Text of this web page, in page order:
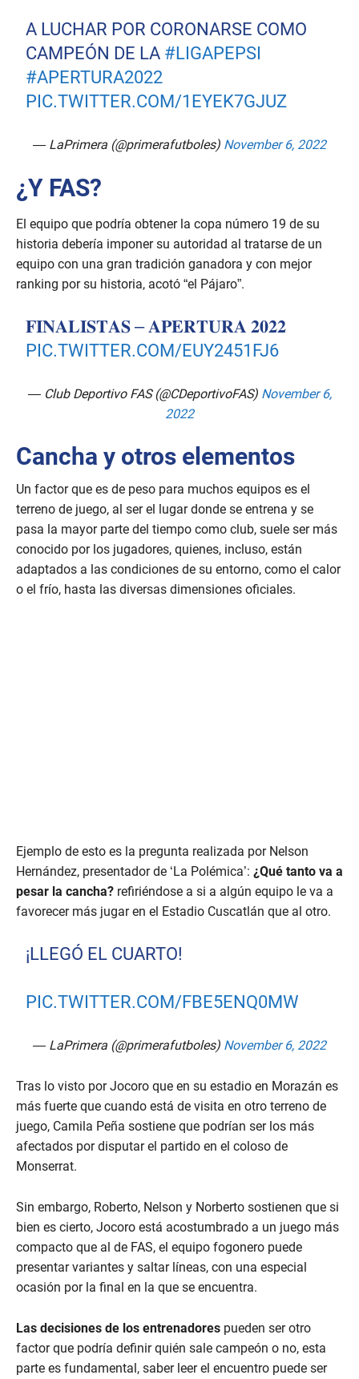
A LUCHAR POR CORONARSE COMO
CAMPEÓN DE LA #LIGAPEPSI
#APERTURA2022
PIC.TWITTER.COM/1EYEK7GJUZ
— LaPrimera (@primerafutboles) November 6, 2022
¿Y FAS?
El equipo que podría obtener la copa número 19 de su
historia debería imponer su autoridad al tratarse de un
equipo con una gran tradición ganadora y con mejor
ranking por su historia, acotó “el Pájaro”.
𝐅𝐈𝐍𝐀𝐋𝐈𝐒𝐓𝐀𝐒 – 𝐀𝐏𝐄𝐑𝐓𝐔𝐑𝐀 𝟐𝟎𝟐𝟐
PIC.TWITTER.COM/EUY2451FJ6
— Club Deportivo FAS (@CDeportivoFAS) November 6,
2022
Cancha y otros elementos
Un factor que es de peso para muchos equipos es el
terreno de juego, al ser el lugar donde se entrena y se
pasa la mayor parte del tiempo como club, suele ser más
conocido por los jugadores, quienes, incluso, están
adaptados a las condiciones de su entorno, como el calor
o el frío, hasta las diversas dimensiones oficiales.
Ejemplo de esto es la pregunta realizada por Nelson
Hernández, presentador de ‘La Polémica’: ¿Qué tanto va a
pesar la cancha? refiriéndose a si a algún equipo le va a
favorecer más jugar en el Estadio Cuscatlán que al otro.
¡LLEGÓ EL CUARTO!
PIC.TWITTER.COM/FBE5ENQ0MW
— LaPrimera (@primerafutboles) November 6, 2022
Tras lo visto por Jocoro que en su estadio en Morazán es
más fuerte que cuando está de visita en otro terreno de
juego, Camila Peña sostiene que podrían ser los más
afectados por disputar el partido en el coloso de
Monserrat.
Sin embargo, Roberto, Nelson y Norberto sostienen que si
bien es cierto, Jocoro está acostumbrado a un juego más
compacto que al de FAS, el equipo fogonero puede
presentar variantes y saltar líneas, con una especial
ocasión por la final en la que se encuentra.
Las decisiones de los entrenadores pueden ser otro
factor que podría definir quién sale campeón o no, esta
parte es fundamental, saber leer el encuentro puede ser